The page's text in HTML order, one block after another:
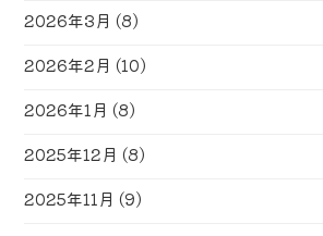
2026年3月 (8)
2026年2月 (10)
2026年1月 (8)
2025年12月 (8)
2025年11月 (9)